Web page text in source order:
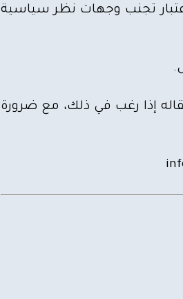
تجنب وجهات نظر سياسية
إذا رغب في ذلك، مع ضرورة